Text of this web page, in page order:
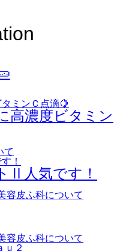
高濃度ビタミン
て
Ⅱ人気です！
容皮ふ科について
容皮ふ科について